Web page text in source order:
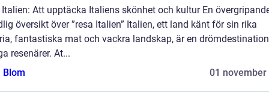
Italien: Att upptäcka Italiens skönhet och kultur En
översikt över ”resa Italien” Italien, ett land känt för sin rika
fantastiska mat och vackra landskap, är en
resenärer. At...
Blom
01 november